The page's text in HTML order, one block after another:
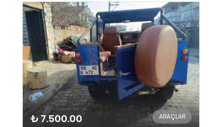
₺ 7.500.00 ARAÇLAR